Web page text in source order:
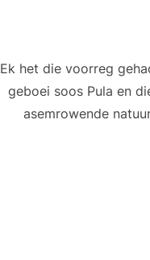
Ek het die voorreg
geboei soos Pula en
asemrowende